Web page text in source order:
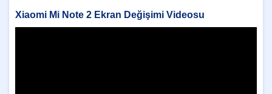
Xiaomi Mi Note 2 Ekran Değişimi Videosu